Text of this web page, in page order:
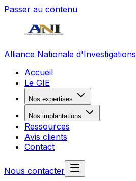
Passer au contenu
Alliance Nationale d'Investigations
Accueil
Le GIE
Nos expertises
Nos implantations
Ressources
Avis clients
Contact
Nous contacter